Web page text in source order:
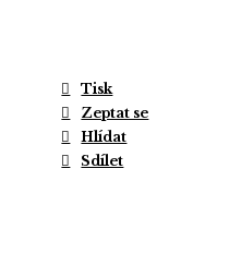
Tisk
Zeptat se
Hlídat
Sdílet